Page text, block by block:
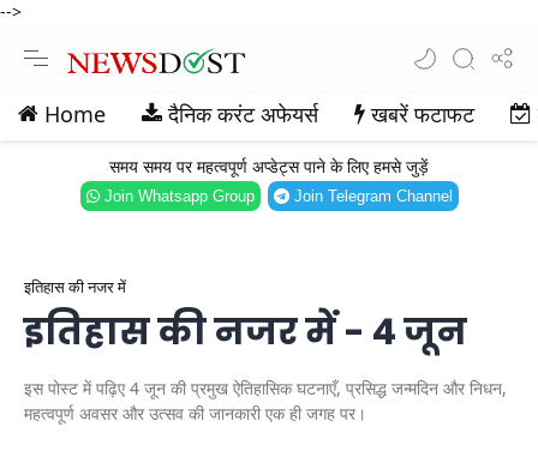
-->
Home दैनिक करंट अफेयर्स खबरें फटाफट
समय समय पर महत्वपूर्ण अप्डेट्स पाने के लिए हमसे जुड़ें
Join Whatsapp Group Join Telegram Channel
इतिहास की नजर में
इतिहास की नजर में - 4 जून
इस पोस्ट में पढ़िए 4 जून की प्रमुख ऐतिहासिक घटनाएँ, प्रसिद्ध जन्मदिन और निधन,
महत्वपूर्ण अवसर और उत्सव की जानकारी एक ही जगह पर।